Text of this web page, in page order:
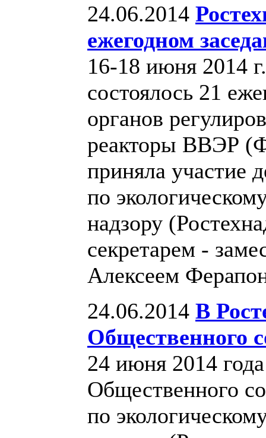
24.06.2014
ежегодном
16-18 июня 2014
состоялось 21
органов
реакторы ВВЭР
приняла участие
по
надзору
секретарем -
Алексеем
24.06.2014 В
Общественного
24 июня 2014 года
Общественного
по